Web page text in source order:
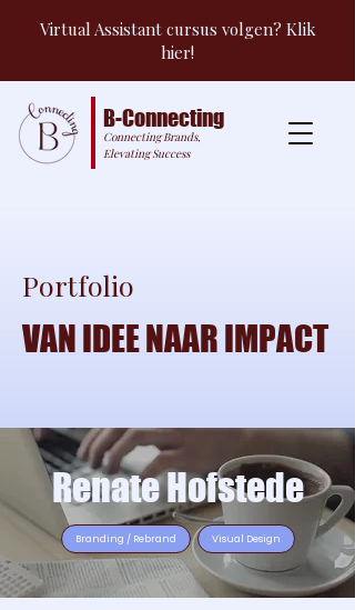
B-Connecting
Connecting Brands,
Elevating Success
Virtual Assistant cursus volgen? Klik
hier!
Portfolio
VAN IDEE NAAR IMPACT
Renate Hofstede
Branding / Rebrand Visual Design